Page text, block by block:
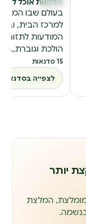
ס
סדנאות
סדנאות אוכל
בעולם שבו
למרכז הבית,
המודעות לתזונה
הולכת וגוברת,…
15 סדנאות
לצפייה בסדנאות
יותר
מומלצת, המלצת